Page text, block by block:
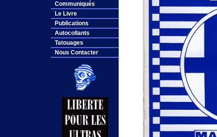
Communiqués
Le Livre
Publications
Autocollants
Tatouages
Nous Contacter